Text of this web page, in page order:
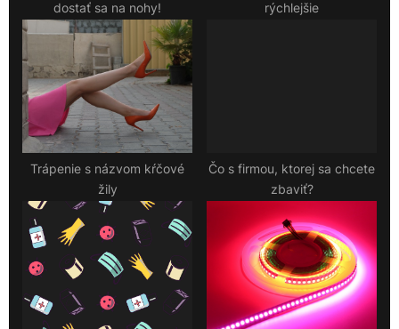
dostať sa na nohy!
rýchlejšie
Trápenie s názvom kŕčové
žily
Čo s firmou, ktorej sa chcete
zbaviť?